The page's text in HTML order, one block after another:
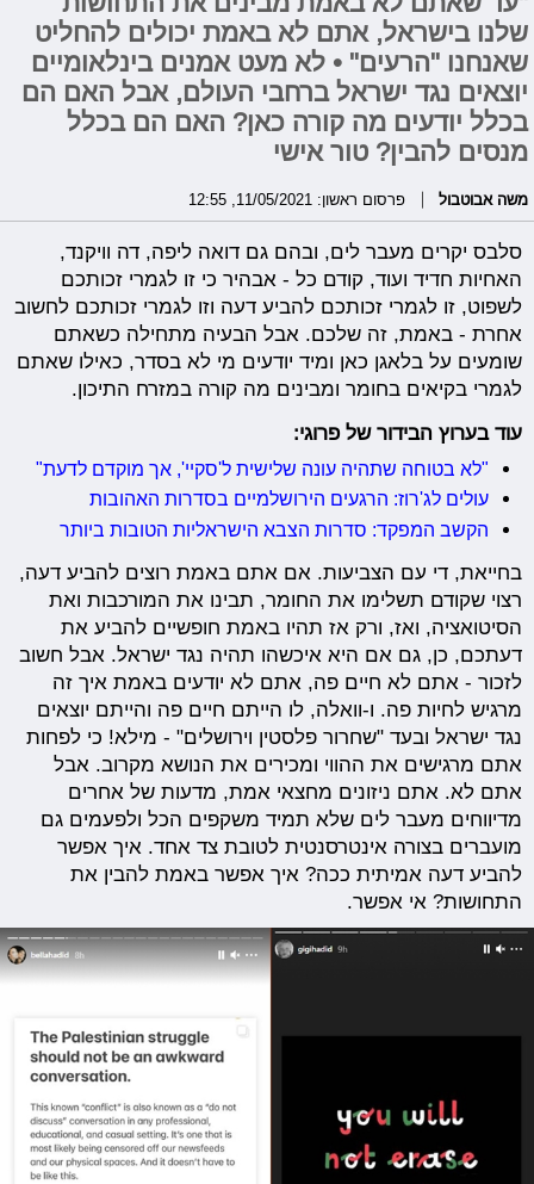
שלנו בישראל, אתם לא באמת יכולים להחליט
שאנחנו "הרעים" • לא מעט אמנים בינלאומיים
יוצאים נגד ישראל ברחבי העולם, אבל האם הם
בכלל יודעים מה קורה כאן? האם הם בכלל
מנסים להבין? טור אישי
משה אבוטבול פרסום ראשון: 11/05/2021, 12:55
סלבס יקרים מעבר לים, ובהם גם דואה ליפה, דה וויקנד,
האחיות חדיד ועוד, קודם כל - אבהיר כי זו לגמרי זכותכם
לשפוט, זו לגמרי זכותכם להביע דעה וזו לגמרי זכותכם לחשוב
אחרת - באמת, זה שלכם. אבל הבעיה מתחילה כשאתם
שומעים על בלאגן כאן ומיד יודעים מי לא בסדר, כאילו שאתם
לגמרי בקיאים בחומר ומבינים מה קורה במזרח התיכון.
עוד בערוץ הבידור של פרוגי:
"לא בטוחה שתהיה עונה שלישית ל'סקיי', אך מוקדם לדעת"
עולים לג'רוז: הרגעים הירושלמיים בסדרות האהובות
הקשב המפקד: סדרות הצבא הישראליות הטובות ביותר
בחייאת, די עם הצביעות. אם אתם באמת רוצים להביע דעה,
רצוי שקודם תשלימו את החומר, תבינו את המורכבות ואת
הסיטואציה, ואז, ורק אז תהיו באמת חופשיים להביע את
דעתכם, כן, גם אם היא איכשהו תהיה נגד ישראל. אבל חשוב
לזכור - אתם לא חיים פה, אתם לא יודעים באמת איך זה
מרגיש לחיות פה. ו-וואלה, לו הייתם חיים פה והייתם יוצאים
נגד ישראל ובעד "שחרור פלסטין וירושלים" - מילא! כי לפחות
אתם מרגישים את ההווי ומכירים את הנושא מקרוב. אבל
אתם לא. אתם ניזונים מחצאי אמת, מדעות של אחרים
מדיווחים מעבר לים שלא תמיד משקפים הכל ולפעמים גם
מועברים בצורה אינטרסנטית לטובת צד אחד. איך אפשר
להביע דעה אמיתית ככה? איך אפשר באמת להבין את
התחושות? אי אפשר.